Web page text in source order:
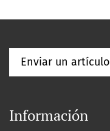
Enviar un artículo
Información